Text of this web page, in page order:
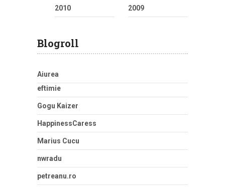
2010 2009
Blogroll
Aiurea
eftimie
Gogu Kaizer
HappinessCaress
Marius Cucu
nwradu
petreanu.ro